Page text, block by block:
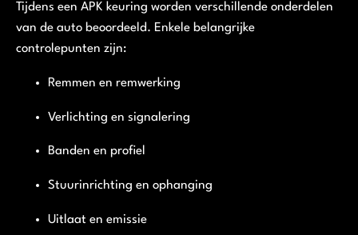
Tijdens een APK keuring worden verschillende onderdelen
van de auto beoordeeld. Enkele belangrijke
controlepunten zijn:
Remmen en remwerking
Verlichting en signalering
Banden en profiel
Stuurinrichting en ophanging
Uitlaat en emissie